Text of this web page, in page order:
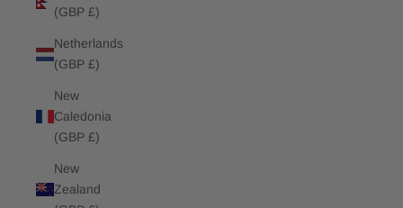
(GBP £)
Netherlands
(GBP £)
New
Caledonia
(GBP £)
New
Zealand